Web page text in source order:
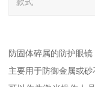
款式
防固体碎属的防护眼镜
主要用于防御金属或砂